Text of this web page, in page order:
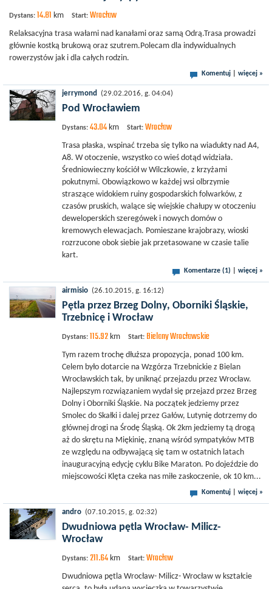
Dystans: 14.81 km Start: Wrocław
Relaksacyjna trasa wałami nad kanałami oraz samą Odrą.Trasa prowadzi
głównie kostką brukową oraz szutrem.Polecam dla indywidualnych
rowerzystów jak i dla całych rodzin.
Komentuj więcej »
jerrymond (29.02.2016, g. 04:04)
Pod Wrocławiem
Dystans: 43.04 km Start: Wrocław
Trasa płaska, wspinać trzeba się tylko na wiadukty nad A4,
A8. W otoczenie, wszystko co wieś dotąd widziała.
Średniowieczny kościół w Wilczkowie, z krzyżami
pokutnymi. Obowiązkowo w każdej wsi olbrzymie
straszące widokiem ruiny gospodarskich folwarków, z
czasów pruskich, walące się wiejskie chałupy w otoczeniu
deweloperskich szeregówek i nowych domów o
kremowych elewacjach. Pomieszane krajobrazy, wioski
rozrzucone obok siebie jak przetasowane w czasie talie
kart.
Komentarze (1) więcej »
airmisio (26.10.2015, g. 16:12)
Pętla przez Brzeg Dolny, Oborniki Śląskie,
Trzebnicę i Wrocław
Dystans: 115.92 km Start: Bielany Wrocławskie
Tym razem trochę dłuższa propozycja, ponad 100 km.
Celem było dotarcie na Wzgórza Trzebnickie z Bielan
Wrocławskich tak, by uniknąć przejazdu przez Wrocław.
Najlepszym rozwiązaniem wydał się przejazd przez Brzeg
Dolny i Oborniki Śląskie. Na początek jedziemy przez
Smolec do Skałki i dalej przez Gałów, Lutynię dotrzemy do
głównej drogi na Środę Śląską. Ok 2km jedziemy tą drogą
aż do skrętu na Miękinię, znaną wśród sympatyków MTB
ze względu na odbywającą się tam w ostatnich latach
inauguracyjną edycję cyklu Bike Maraton. Po dojeździe do
miejscowości Klęta czeka nas miłe zaskoczenie, ok 10 km...
Komentuj więcej »
andro (07.10.2015, g. 02:32)
Dwudniowa pętla Wrocław- Milicz-
Wrocław
Dystans: 211.64 km Start: Wrocław
Dwudniowa pętla Wrocław- Milicz- Wrocław w kształcie